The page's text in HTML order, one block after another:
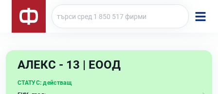
АЛЕКС - 13 | ЕООД
СТАТУС: действащ